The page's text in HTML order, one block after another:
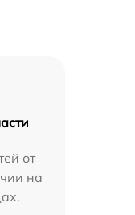
от
на